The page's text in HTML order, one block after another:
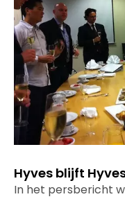
Hyves blijft
In het persbericht